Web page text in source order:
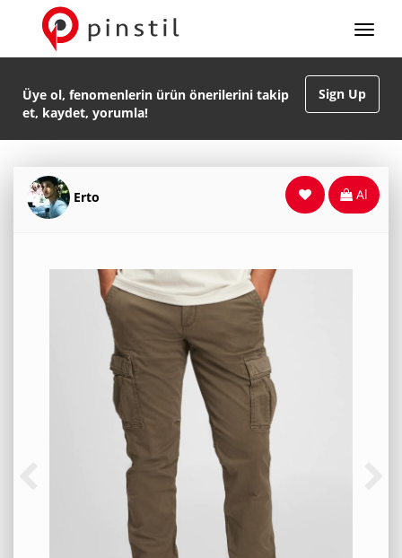
Sign Up
Üye ol, fenomenlerin ürün önerilerini takip
et, kaydet, yorumla!
Erto Al